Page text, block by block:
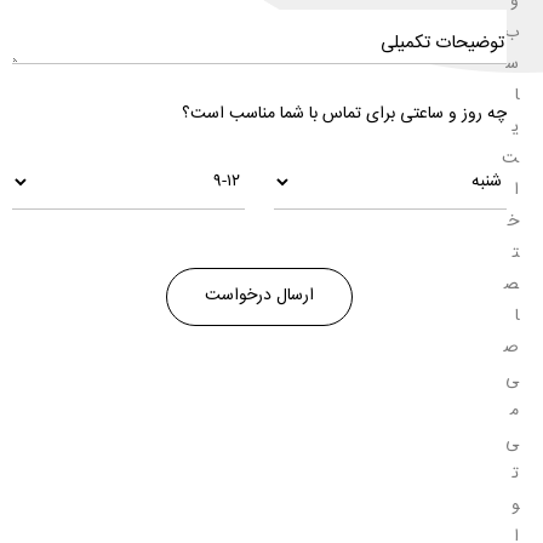
ب
س
ا
ی
ت
ا
خ
ت
ص
ا
ص
ی
م
ی‌
ت
و
ا
چه روز و ساعتی برای تماس با شما مناسب است؟